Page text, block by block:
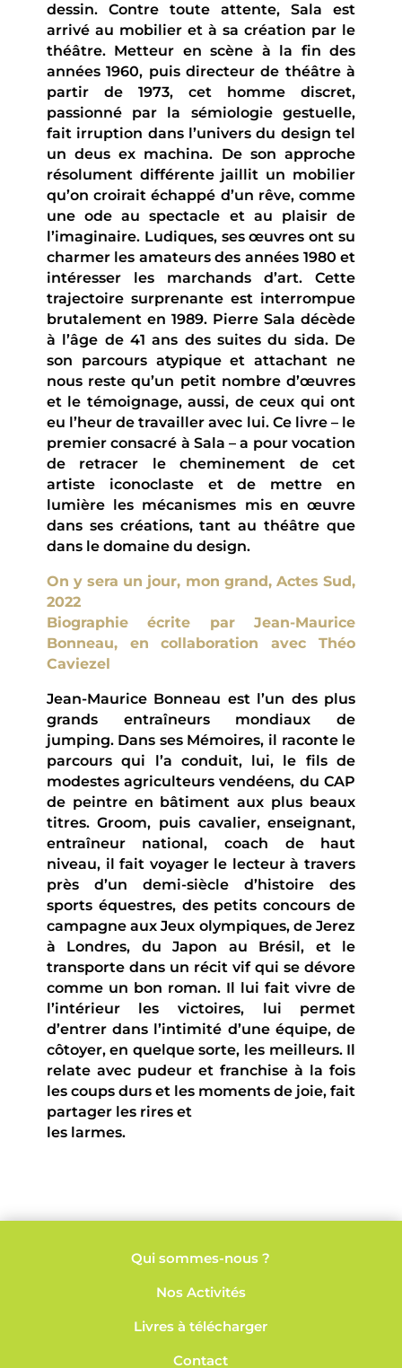
dessin. Contre toute attente, Sala est
arrivé au mobilier et à sa création par le
théâtre. Metteur en scène à la fin des
années 1960, puis directeur de théâtre à
partir de 1973, cet homme discret,
passionné par la sémiologie gestuelle,
fait irruption dans l’univers du design tel
un deus ex machina. De son approche
résolument différente jaillit un mobilier
qu’on croirait échappé d’un rêve, comme
une ode au spectacle et au plaisir de
l’imaginaire. Ludiques, ses œuvres ont su
charmer les amateurs des années 1980 et
intéresser les marchands d’art. Cette
trajectoire surprenante est interrompue
brutalement en 1989. Pierre Sala décède
à l’âge de 41 ans des suites du sida. De
son parcours atypique et attachant ne
nous reste qu’un petit nombre d’œuvres
et le témoignage, aussi, de ceux qui ont
eu l’heur de travailler avec lui. Ce livre – le
premier consacré à Sala – a pour vocation
de retracer le cheminement de cet
artiste iconoclaste et de mettre en
lumière les mécanismes mis en œuvre
dans ses créations, tant au théâtre que
dans le domaine du design.
On y sera un jour, mon grand, Actes Sud,
2022
Biographie écrite par Jean-Maurice
Bonneau, en collaboration avec Théo
Caviezel
Jean-Maurice Bonneau est l’un des plus
grands entraîneurs mondiaux de
jumping. Dans ses Mémoires, il raconte le
parcours qui l’a conduit, lui, le fils de
modestes agriculteurs vendéens, du CAP
de peintre en bâtiment aux plus beaux
titres. Groom, puis cavalier, enseignant,
entraîneur national, coach de haut
niveau, il fait voyager le lecteur à travers
près d’un demi-siècle d’histoire des
sports équestres, des petits concours de
campagne aux Jeux olympiques, de Jerez
à Londres, du Japon au Brésil, et le
transporte dans un récit vif qui se dévore
comme un bon roman. Il lui fait vivre de
l’intérieur les victoires, lui permet
d’entrer dans l’intimité d’une équipe, de
côtoyer, en quelque sorte, les meilleurs. Il
relate avec pudeur et franchise à la fois
les coups durs et les moments de joie, fait
partager les rires et
les larmes.
Qui sommes-nous ?
Nos Activités
Livres à télécharger
Contact